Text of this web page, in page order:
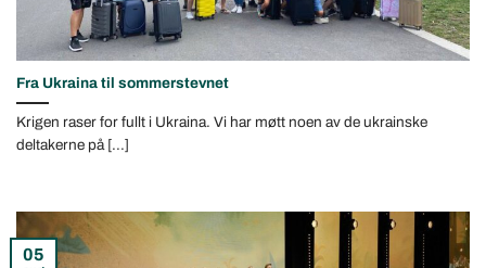
Fra Ukraina til sommerstevnet
Krigen raser for fullt i Ukraina. Vi har møtt noen av de ukrainske
deltakerne på [...]
05